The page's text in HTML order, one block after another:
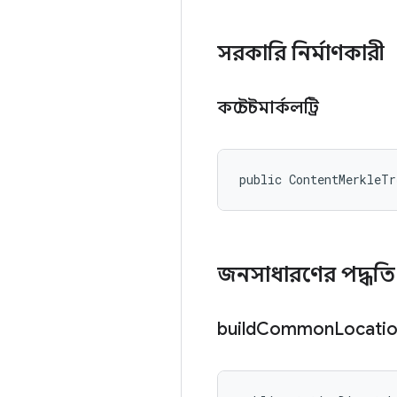
সরকারি নির্মাণকারী
কন্টেন্টমার্কলট্রি
public
জনসাধারণের পদ্ধতি
buildCommon